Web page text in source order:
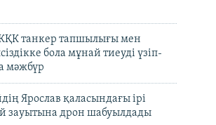
танкер тапшылығы мен
бола мұнай тиеуді үзіп-
мәжбүр
Ярослав қаласындағы ірі
зауытына дрон шабуылдады